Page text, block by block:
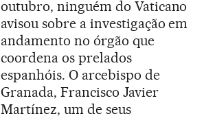
outubro, ninguém do Vaticano
avisou sobre a investigação em
andamento no órgão que
coordena os prelados
espanhóis. O arcebispo de
Granada, Francisco Javier
Martínez, um de seus